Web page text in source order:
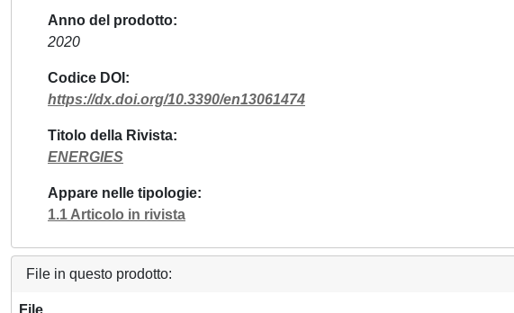
Anno del prodotto
2020
Codice DOI
https://dx.doi.org/10.3390/en13061474
Titolo della Rivista
ENERGIES
Appare nelle tipologie
1.1 Articolo in rivista
File in questo prodotto:
File